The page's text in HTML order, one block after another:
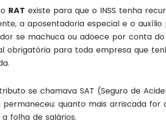
RAT existe para que o INSS tenha
a aposentadoria especial e o
se machuca ou adoece por conta
obrigatória para toda empresa que
se chamava SAT (Seguro de
permaneceu: quanto mais arriscada
folha de salários.